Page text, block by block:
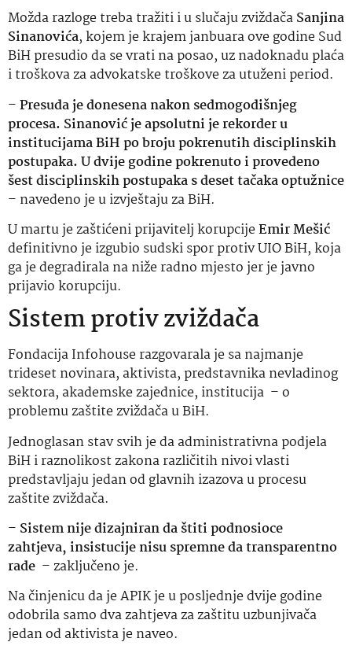
Možda razloge treba tražiti i u slučaju zviždačaSanjina
Sinanovića, kojem je krajem janbuara ove godine Sud
BiH presudio da se vrati na posao, uz nadoknadu plaća
i troškova za advokatske troškove za utuženi period.
–Presuda je donesena nakon sedmogodišnjeg
procesa. Sinanović je apsolutni je rekorder u
institucijama BiH po broju pokrenutih disciplinskih
postupaka. U dvije godine pokrenuto i provedeno
šest disciplinskih postupaka s deset tačaka optužnice
– navedeno je u izvještaju za BiH.
U martu je zaštićeni prijavitelj korupcijeEmir Mešić
definitivno je izgubio sudski spor protiv UIO BiH, koja
ga je degradirala na niže radno mjesto jer je javno
prijavio korupciju.
Sistem protiv zviždača
Fondacija Infohouse razgovarala je sa najmanje
trideset novinara, aktivista, predstavnika nevladinog
sektora, akademske zajednice, institucija – o
problemu zaštite zviždača u BiH.
Jednoglasan stav svih je da administrativna podjela
BiH i raznolikost zakona različitih nivoi vlasti
predstavljaju jedan od glavnih izazova u procesu
zaštite zviždača.
– Sistem nije dizajniran da štiti podnosioce
zahtjeva, insistucije nisu spremne da transparentno
rade – zaključeno je.
Na činjenicu da je APIK je u posljednje dvije godine
odobrila samo dva zahtjeva za zaštitu uzbunjivača
jedan od aktivista je naveo.